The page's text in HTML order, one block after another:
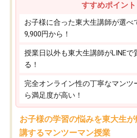
すすめポイント
お子様に合った東大生講師が選べ
9,900円から！
授業日以外も東大生講師がLINEで
る！
完全オンライン性の丁寧なマンツ
ら満足度が高い！
お子様の学習の悩みを東大生
講するマンツーマン授業